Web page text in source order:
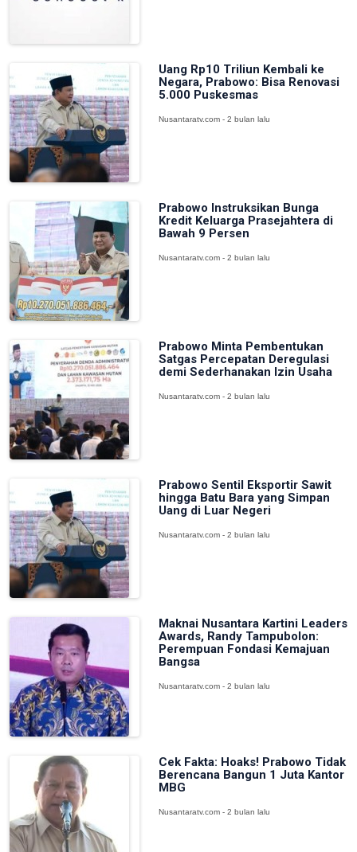
Uang Rp10 Triliun Kembali ke
Negara, Prabowo: Bisa Renovasi
5.000 Puskesmas
Nusantaratv.com - 2 bulan lalu
Prabowo Instruksikan Bunga
Kredit Keluarga Prasejahtera di
Bawah 9 Persen
Nusantaratv.com - 2 bulan lalu
Prabowo Minta Pembentukan
Satgas Percepatan Deregulasi
demi Sederhanakan Izin Usaha
Nusantaratv.com - 2 bulan lalu
Prabowo Sentil Eksportir Sawit
hingga Batu Bara yang Simpan
Uang di Luar Negeri
Nusantaratv.com - 2 bulan lalu
Maknai Nusantara Kartini Leaders
Awards, Randy Tampubolon:
Perempuan Fondasi Kemajuan
Bangsa
Nusantaratv.com - 2 bulan lalu
Cek Fakta: Hoaks! Prabowo Tidak
Berencana Bangun 1 Juta Kantor
MBG
Nusantaratv.com - 2 bulan lalu